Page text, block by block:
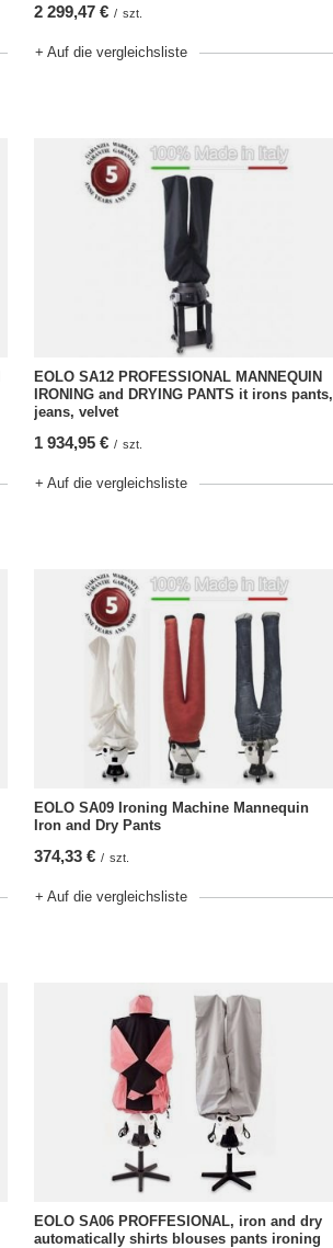
2 299,47 € / szt.
+ Auf die vergleichsliste
EOLO SA12 PROFESSIONAL MANNEQUIN
IRONING and DRYING PANTS it irons pants,
jeans, velvet
1 934,95 € / szt.
+ Auf die vergleichsliste
EOLO SA09 Ironing Machine Mannequin
Iron and Dry Pants
374,33 € / szt.
+ Auf die vergleichsliste
EOLO SA06 PROFFESIONAL, iron and dry
automatically shirts blouses pants ironing